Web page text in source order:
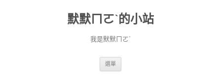
默默ㄇㄛˋ的小站
我是默默ㄇㄛˋ
選單